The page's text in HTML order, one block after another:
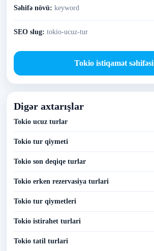
Səhifə növü: keyword
SEO slug: tokio-ucuz-tur
Tokio istiqamət səhifəsi
Digər axtarışlar
Tokio ucuz turlar
Tokio tur qiymeti
Tokio son deqiqe turlar
Tokio erken rezervasiya turlari
Tokio tur qiymetleri
Tokio istirahet turlari
Tokio tatil turlari